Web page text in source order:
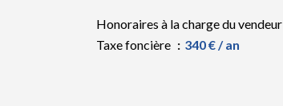
Honoraires à la charge du vendeur
Taxe foncière
340 € / an